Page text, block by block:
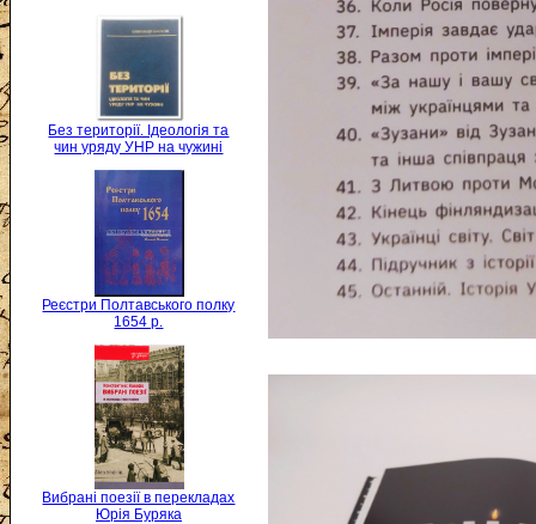
Без території. Ідеологія та
чин уряду УНР на чужині
Реєстри Полтавського полку
1654 р.
Вибрані поезії в перекладах
Юрія Буряка